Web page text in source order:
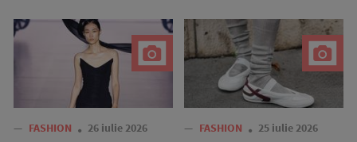
— FASHION 26 iulie 2026 — FASHION 25 iulie 2026